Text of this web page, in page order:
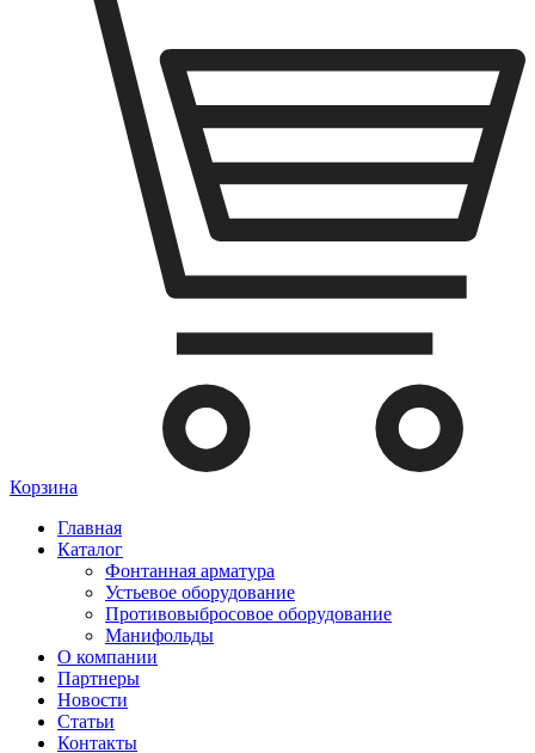
Корзина
Главная
Каталог
Фонтанная арматура
Устьевое оборудование
Противовыбросовое оборудование
Манифольды
О компании
Партнеры
Новости
Статьи
Контакты